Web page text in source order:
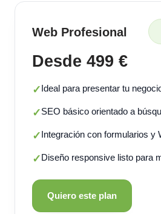
Web Profesional
Desde 499 €
✓Ideal para presentar tu
✓SEO básico orientado a
✓Integración con formularios y
✓Diseño responsive listo para
Quiero este plan